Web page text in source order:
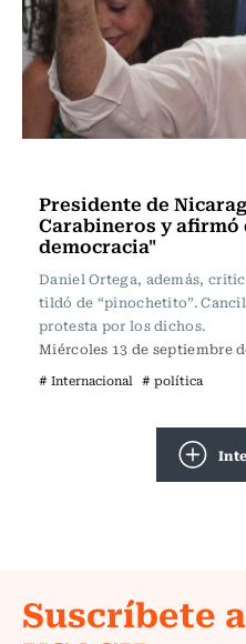
Presidente de
Carabineros y afirmó
democracia"
Daniel Ortega, además,
tildó de “pinochetito”.
protesta por los dichos.
Miércoles 13 de septiembre
# Internacional # política